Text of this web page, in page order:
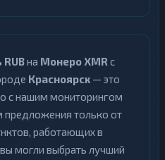
на Монеро XMR с
Красноярск — это
с нашим мониторингом
только от
работающих в
могли выбрать лучший